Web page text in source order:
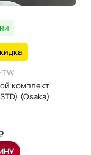
комплект
(Osaka)